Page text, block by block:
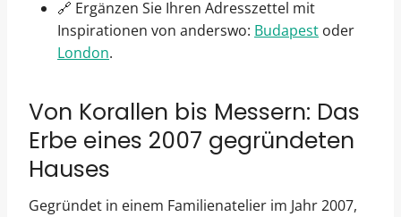
🔗 Ergänzen Sie Ihren Adresszettel mit
Inspirationen von anderswo: Budapest oder
London.
Von Korallen bis Messern: Das
Erbe eines 2007 gegründeten
Hauses
Gegründet in einem Familienatelier im Jahr 2007,